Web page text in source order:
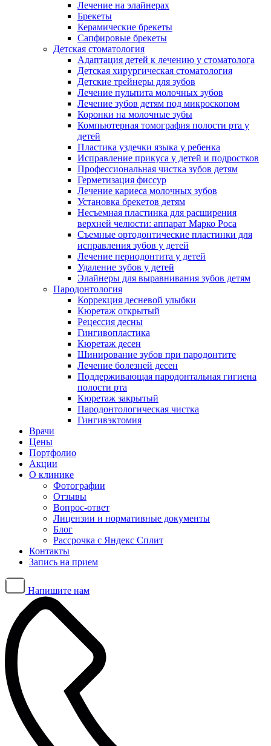
Лечение на элайнерах
Брекеты
Керамические брекеты
Сапфировые брекеты
Детская стоматология
Адаптация детей к лечению у стоматолога
Детская хирургическая стоматология
Детские трейнеры для зубов
Лечение пульпита молочных зубов
Лечение зубов детям под микроскопом
Коронки на молочные зубы
Компьютерная томография полости рта у
детей
Пластика уздечки языка у ребенка
Исправление прикуса у детей и подростков
Профессиональная чистка зубов детям
Герметизация фиссур
Лечение кариеса молочных зубов
Установка брекетов детям
Несъемная пластинка для расширения
верхней челюсти: аппарат Марко Роса
Съемные ортодонтические пластинки для
исправления зубов у детей
Лечение периодонтита у детей
Удаление зубов у детей
Элайнеры для выравнивания зубов детям
Пародонтология
Коррекция десневой улыбки
Кюретаж открытый
Рецессия десны
Гингивопластика
Кюретаж десен
Шинирование зубов при пародонтите
Лечение болезней десен
Поддерживающая пародонтальная гигиена
полости рта
Кюретаж закрытый
Пародонтологическая чистка
Гингивэктомия
Врачи
Цены
Портфолио
Акции
О клинике
Фотографии
Отзывы
Вопрос-ответ
Лицензии и нормативные документы
Блог
Рассрочка с Яндекс Сплит
Контакты
Запись на прием
Напишите нам